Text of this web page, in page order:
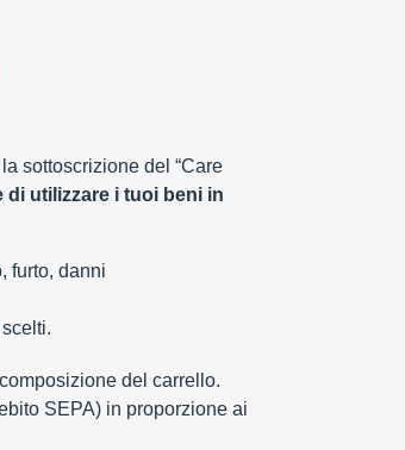
sottoscrizione del “Care
di utilizzare i tuoi beni in
furto, danni
del carrello.
SEPA) in proporzione ai